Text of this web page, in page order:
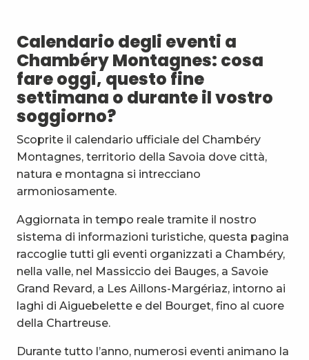
La tête dans les étoiles - séance de planétarium
Sieste musicale aux Charmettes : OudéBach
Les Classiques du Prieuré
Apéro'vignes à la Maison Philippe Grisard
Stage multi-cordes escalade, via-ferrata, canyon (10-
7ème Symposium de sculpture et rencontre
Balade découverte : Arbres médicinaux de nos
Apéro'vignes au Domaine de Méjane
Esc'apéro aux Fruits de la Treille
Calendario degli eventi a
Chambéry Montagnes: cosa
fare oggi, questo fine
settimana o durante il vostro
soggiorno?
Scoprite il calendario ufficiale del Chambéry
Montagnes, territorio della Savoia dove città,
natura e montagna si intrecciano
armoniosamente.
Aggiornata in tempo reale tramite il nostro
sistema di informazioni turistiche, questa pagina
raccoglie tutti gli eventi organizzati a Chambéry,
nella valle, nel Massiccio dei Bauges, a Savoie
Grand Revard, a Les Aillons-Margériaz, intorno ai
laghi di Aiguebelette e del Bourget, fino al cuore
della Chartreuse.
Durante tutto l’anno, numerosi eventi animano la